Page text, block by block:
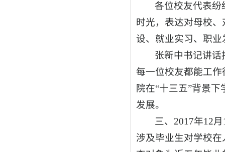
各位校友代表纷
时光，表达对母校
设、就业实习、职
张新中书记讲
每一位校友都能工
院在“十三五”背景
发展。
三、2017年12
涉及毕业生对学校